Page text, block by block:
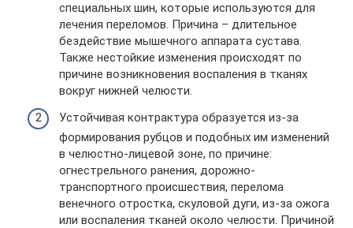
специальных шин, которые используются для
лечения переломов. Причина – длительное
бездействие мышечного аппарата сустава.
Также нестойкие изменения происходят по
причине возникновения воспаления в тканях
вокруг нижней челюсти.
Устойчивая контрактура образуется из-за
формирования рубцов и подобных им изменений
в челюстно-лицевой зоне, по причине:
огнестрельного ранения, дорожно-
транспортного происшествия, перелома
венечного отростка, скуловой дуги, из-за ожога
или воспаления тканей около челюсти. Причиной